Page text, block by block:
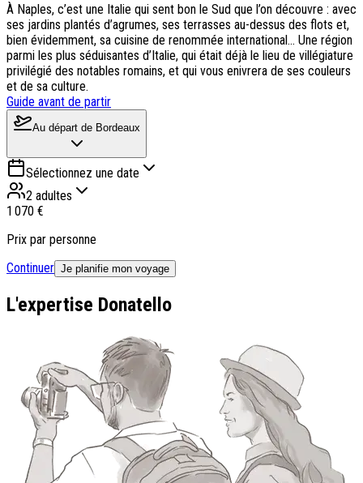
À Naples, c’est une Italie qui sent bon le Sud que l’on découvre : avec
ses jardins plantés d’agrumes, ses terrasses au-dessus des flots et,
bien évidemment, sa cuisine de renommée international… Une région
parmi les plus séduisantes d’Italie, qui était déjà le lieu de villégiature
privilégié des notables romains, et qui vous enivrera de ses couleurs
et de sa culture.
Guide avant de partir
Au départ de Bordeaux
Sélectionnez une date
2 adultes
1 070 €
Prix par personne
Continuer Je planifie mon voyage
L'expertise Donatello